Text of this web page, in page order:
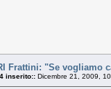
Frattini: "Se vogliamo
inserito:: Dicembre 21, 2009,